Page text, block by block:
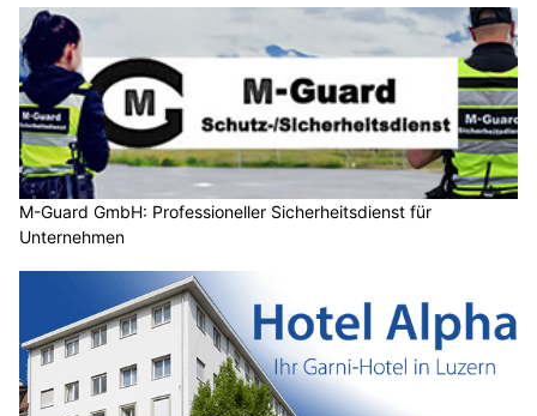
M-Guard GmbH: Professioneller Sicherheitsdienst für
Unternehmen